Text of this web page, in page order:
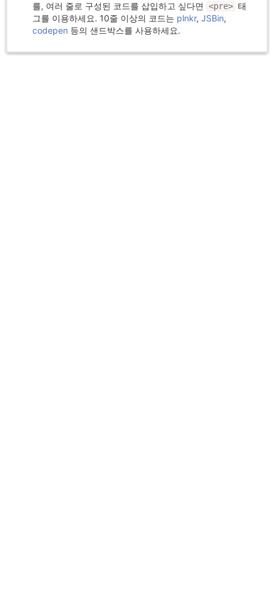
를, 여러 줄로 구성된 코드를 삽입하고 싶다면
<pre> 태
그를 이용하세요. 10줄 이상의 코드는 plnkr, JSBin,
codepen 등의 샌드박스를 사용하세요.